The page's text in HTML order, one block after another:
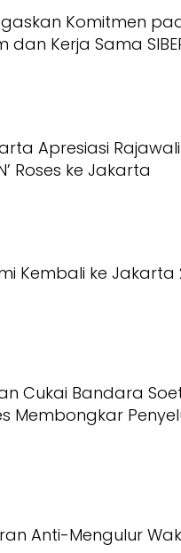
Komitmen
Kerja Sama
Apresiasi
Roses ke Jakarta
Kembali ke
Cukai Bandara
Membongkar
Anti-Mengulur